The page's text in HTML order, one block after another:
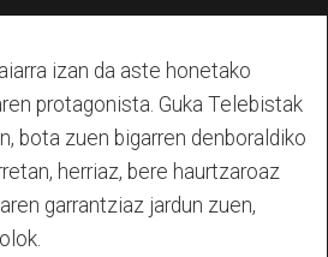
izan da aste honetako
protagonista. Guka Telebistak
bota zuen bigarren denboraldiko
herriaz, bere haurtzaroaz
garrantziaz jardun zuen,